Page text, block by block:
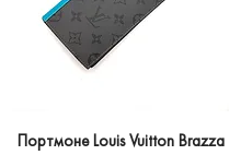
Портмоне Louis Vuitton Brazza